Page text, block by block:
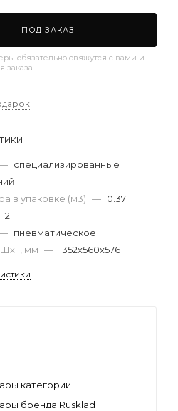
ПОД ЗАКАЗ
обязательно свяжутся с вами и
заказа
специализированные
в упаковке (м3) — 0.37
2
пневматическое
мм — 1352х560х576
категории
бренда Rusklad